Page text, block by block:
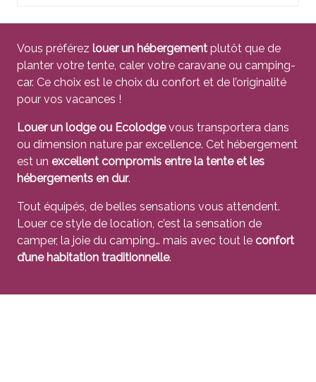
Vous préférez louer un hébergement plutôt que de
planter votre tente, caler votre caravane ou camping-
car. Ce choix est le choix du confort et de l’originalité
pour vos vacances !
Louer un lodge ou Ecolodgevous transportera dans
ou dimension nature par excellence. Cet hébergement
est un excellent compromis entre la tente et les
hébergements en dur.
Tout équipés, de belles sensations vous attendent.
Louer ce style de location, c’est la sensation de
camper, la joie du camping… mais avec tout le confort
d’une habitation traditionnelle.